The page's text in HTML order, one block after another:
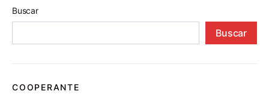
Buscar
Buscar
COOPERANTE